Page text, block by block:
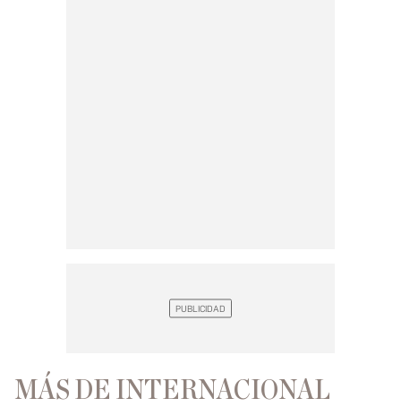
MÁS DE INTERNACIONAL